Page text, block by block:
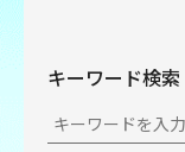
キーワード検索